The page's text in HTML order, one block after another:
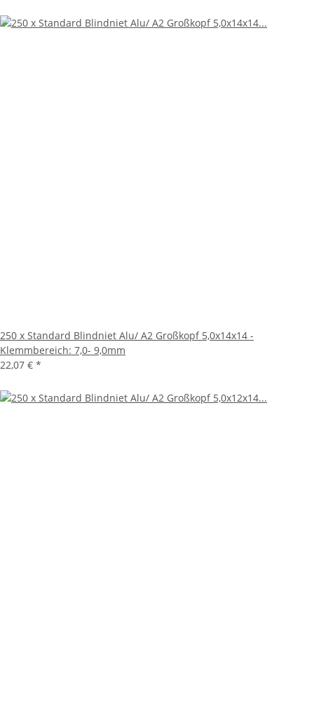
250 x Standard Blindniet Alu/ A2 Großkopf 5,0x14x14 -
Klemmbereich: 7,0- 9,0mm
22,07 € *